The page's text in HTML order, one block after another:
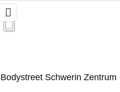
Bodystreet Schwerin Zentrum